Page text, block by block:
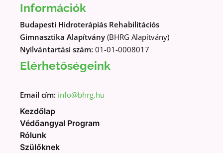
Információk
Budapesti Hidroterápiás Rehabilitációs
Gimnasztika Alapítvány (BHRG Alapítvány)
Nyilvántartási szám:01-01-0008017
Elérhetőségeink
Email cím: info@bhrg.hu
Kezdőlap
Védőangyal Program
Rólunk
Szülőknek